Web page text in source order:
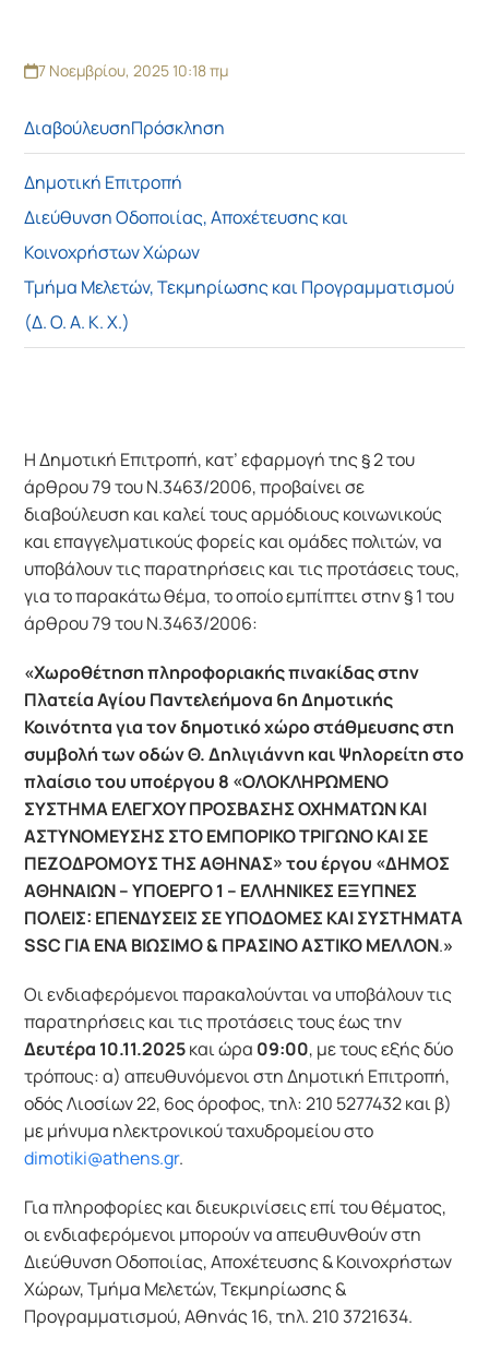
7 Νοεμβρίου, 2025 10:18 πμ
ΔιαβούλευσηΠρόσκληση
Δημοτική Επιτροπή
Διεύθυνση Οδοποιίας, Αποχέτευσης και
Κοινοχρήστων Χώρων
Τμήμα Μελετών, Τεκμηρίωσης και Προγραμματισμού
(Δ. Ο. Α. Κ. Χ.)
Η Δημοτική Επιτροπή, κατ’ εφαρμογή της § 2 του
άρθρου 79 του Ν.3463/2006, προβαίνει σε
διαβούλευση και καλεί τους αρμόδιους κοινωνικούς
και επαγγελματικούς φορείς και ομάδες πολιτών, να
υποβάλουν τις παρατηρήσεις και τις προτάσεις τους,
για το παρακάτω θέμα, το οποίο εμπίπτει στην § 1 του
άρθρου 79 του Ν.3463/2006:
«Χωροθέτηση πληροφοριακής πινακίδας στην
Πλατεία Αγίου Παντελεήμονα 6ηΔημοτικής
Κοινότητα για τον δημοτικό χώρο στάθμευσης στη
συμβολή των οδών Θ. Δηλιγιάννη και Ψηλορείτη στο
πλαίσιο του υποέργου 8 «ΟΛΟΚΛΗΡΩΜΕΝΟ
ΣΥΣΤΗΜΑ ΕΛΕΓΧΟΥ ΠΡΟΣΒΑΣΗΣ ΟΧΗΜΑΤΩΝ ΚΑΙ
ΑΣΤΥΝΟΜΕΥΣΗΣ ΣΤΟ ΕΜΠΟΡΙΚΟ ΤΡΙΓΩΝΟ ΚΑΙ ΣΕ
ΠΕΖΟΔΡΟΜΟΥΣ ΤΗΣ ΑΘΗΝΑΣ» του έργου «ΔΗΜΟΣ
ΑΘΗΝΑΙΩΝ – ΥΠΟΕΡΓΟ 1 – ΕΛΛΗΝΙΚΕΣ ΕΞΥΠΝΕΣ
ΠΟΛΕΙΣ: ΕΠΕΝΔΥΣΕΙΣ ΣΕ ΥΠΟΔΟΜΕΣ ΚΑΙ ΣΥΣΤΗΜΑΤΑ
SSC ΓΙΑ ΕΝΑ ΒΙΩΣΙΜΟ & ΠΡΑΣΙΝΟ ΑΣΤΙΚΟ ΜΕΛΛΟΝ.»
Οι ενδιαφερόμενοι παρακαλούνται να υποβάλουν τις
παρατηρήσεις και τις προτάσεις τους έως την
Δευτέρα 10.11.2025και ώρα 09:00, με τους εξής δύο
τρόπους: α) απευθυνόμενοι στη Δημοτική Επιτροπή,
οδός Λιοσίων 22, 6οςόροφος, τηλ: 210 5277432 και β)
με μήνυμα ηλεκτρονικού ταχυδρομείου στο
dimotiki@athens.gr.
Για πληροφορίες και διευκρινίσεις επί του θέματος,
οι ενδιαφερόμενοι μπορούν να απευθυνθούν στη
Διεύθυνση Οδοποιίας, Αποχέτευσης & Κοινοχρήστων
Χώρων, Τμήμα Μελετών, Τεκμηρίωσης &
Προγραμματισμού, Αθηνάς 16, τηλ. 210 3721634.